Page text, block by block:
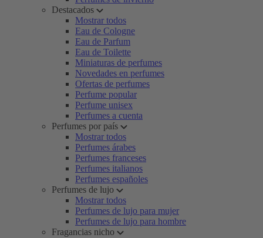
Destacados
Mostrar todos
Eau de Cologne
Eau de Parfum
Eau de Toilette
Miniaturas de perfumes
Novedades en perfumes
Ofertas de perfumes
Perfume popular
Perfume unisex
Perfumes a cuenta
Perfumes por país
Mostrar todos
Perfumes árabes
Perfumes franceses
Perfumes italianos
Perfumes españoles
Perfumes de lujo
Mostrar todos
Perfumes de lujo para mujer
Perfumes de lujo para hombre
Fragancias nicho